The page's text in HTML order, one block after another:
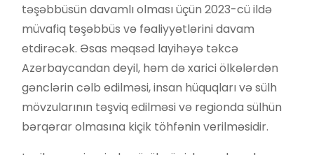
təşəbbüsün davamlı olması üçün 2023-cü ildə
müvafiq təşəbbüs və fəaliyyətlərini davam
etdirəcək. Əsas məqsəd layihəyə təkcə
Azərbaycandan deyil, həm də xarici ölkələrdən
gənclərin cəlb edilməsi, insan hüquqları və sülh
mövzularının təşviq edilməsi və regionda sülhün
bərqərar olmasına kiçik töhfənin verilməsidir.